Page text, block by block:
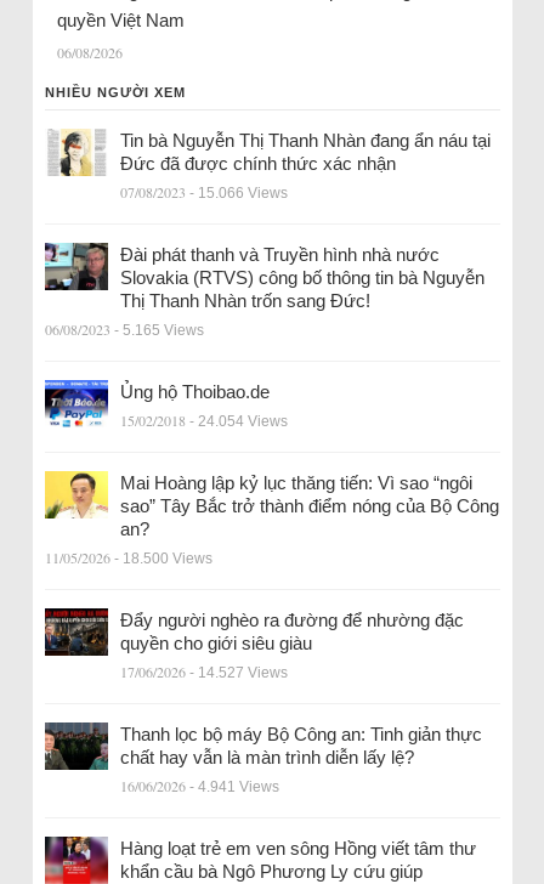
quyền Việt Nam
06/08/2026
NHIỀU NGƯỜI XEM
Tin bà Nguyễn Thị Thanh Nhàn đang ẩn náu tại
Đức đã được chính thức xác nhận
07/08/2023 - 15.066 Views
Đài phát thanh và Truyền hình nhà nước
Slovakia (RTVS) công bố thông tin bà Nguyễn
Thị Thanh Nhàn trốn sang Đức!
06/08/2023 - 5.165 Views
Ủng hộ Thoibao.de
15/02/2018 - 24.054 Views
Mai Hoàng lập kỷ lục thăng tiến: Vì sao “ngôi
sao” Tây Bắc trở thành điểm nóng của Bộ Công
an?
11/05/2026 - 18.500 Views
Đẩy người nghèo ra đường để nhường đặc
quyền cho giới siêu giàu
17/06/2026 - 14.527 Views
Thanh lọc bộ máy Bộ Công an: Tinh giản thực
chất hay vẫn là màn trình diễn lấy lệ?
16/06/2026 - 4.941 Views
Hàng loạt trẻ em ven sông Hồng viết tâm thư
khẩn cầu bà Ngô Phương Ly cứu giúp